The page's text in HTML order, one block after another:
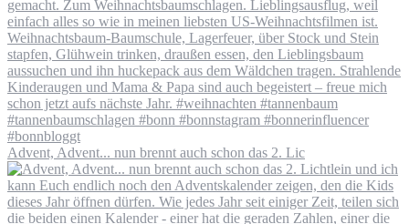
Advent, Advent... nun brennt auch schon das 2. Lic